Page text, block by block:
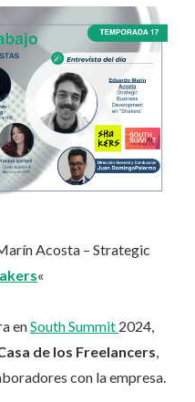
Acosta – Strategic
«
enSouth Summit 2024,
de los Freelancers,
con la empresa.